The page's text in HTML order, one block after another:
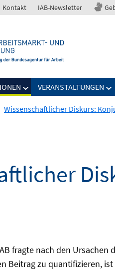
Kontakt IAB-Newsletter
VERANSTALTUNGEN
Wissenschaftlicher Diskurs:
fragte nach den
Beitrag zu quantifizieren,